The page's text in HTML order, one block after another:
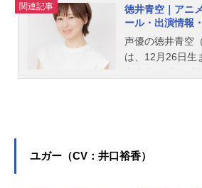
関連記事
徳井青空｜アニ
ール・出演情報
声優の徳井青空
は、12月26日生
メ記事をご紹介！
ユガー（CV：井口裕香）